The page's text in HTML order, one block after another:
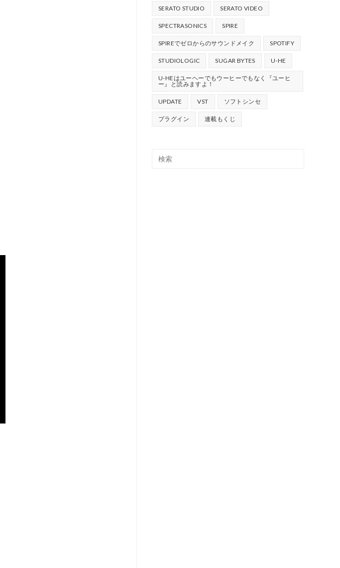
SERATO STUDIO SERATO VIDEO
SPECTRASONICS SPIRE
SPIREでゼロからのサウンドメイク SPOTIFY
STUDIOLOGIC SUGAR BYTES U-HE
U-HEはユーヘーでもウーヒーでもなく『ユーヒ
ー』と読みますよ！
UPDATE VST ソフトシンセ
プラグイン 連載もくじ